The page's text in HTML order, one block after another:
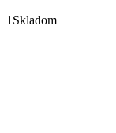
1 Skladom